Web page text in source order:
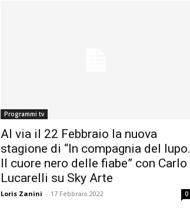
Programmi tv
Al via il 22 Febbraio la nuova
stagione di “In compagnia del lupo.
Il cuore nero delle fiabe” con Carlo
Lucarelli su Sky Arte
Loris Zanini - 17 Febbraio 2022 0